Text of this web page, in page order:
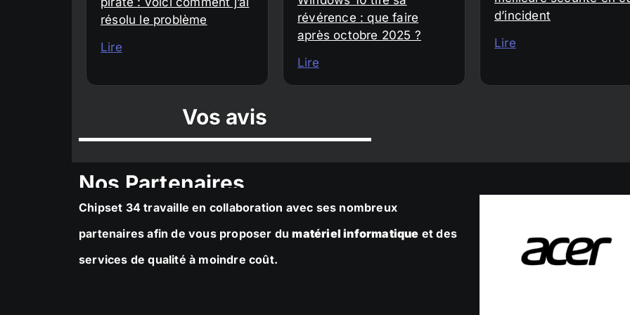
résolu le problème
Lire
révérence : que faire
après octobre 2025 ?
Lire
d’incident
Lire
Vos avis
Nos Partenaires
Chipset 34 travaille en collaboration avec ses nombreux
partenaires afin de vous proposer dumatériel informatique et des
services de qualité à moindre coût.